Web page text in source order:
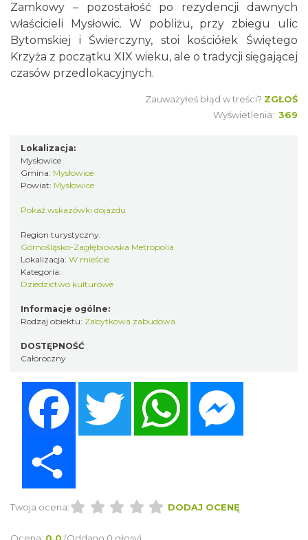
Zamkowy – pozostałość po rezydencji dawnych
właścicieli Mysłowic. W pobliżu, przy zbiegu ulic
Bytomskiej i Świerczyny, stoi kościółek Świętego
Krzyża z początku XIX wieku, ale o tradycji sięgającej
czasów przedlokacyjnych.
Zauważyłeś błąd w treści? ZGŁOŚ
Wyświetlenia: 369
Lokalizacja:
Mysłowice
Gmina: Mysłowice
Powiat: Mysłowice
Pokaż wskazówki dojazdu
Region turystyczny:
Górnośląsko-Zagłębiowska Metropolia
Lokalizacja: W mieście
Kategoria:
Dziedzictwo kulturowe
Informacje ogólne:
Rodzaj obiektu: Zabytkowa zabudowa
DOSTĘPNOŚĆ
Całoroczny
Twitter WhatsApp
Twoja ocena: DODAJ OCENĘ